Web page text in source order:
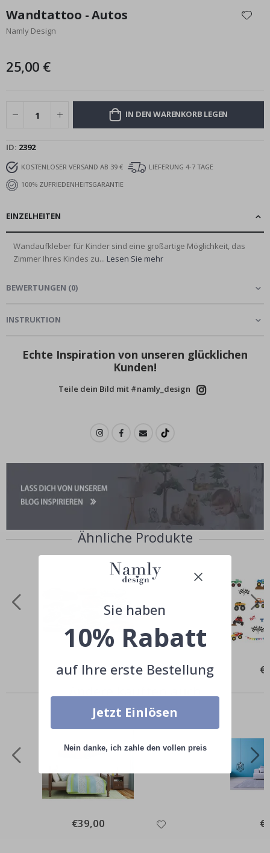
der
Bildgalerie
Wandtattoo - Autos
Namly Design
25,00 €
IN DEN WARENKORB LEGEN
ID 2392
KOSTENLOSER VERSAND AB 39 €
LIEFERUNG 4-7 TAGE
100% ZUFRIEDENHEITSGARANTIE
EINZELHEITEN
Wandaufkleber für Kinder sind eine großartige Möglichkeit, das
Zimmer Ihres Kindes zu... Lesen Sie mehr
BEWERTUNGEN (0)
INSTRUKTION
Echte Inspiration von unseren glücklichen
Kunden!
Teile dein Bild mit #namly_design
Ähnliche Produkte
Special
Price
€39,00
Special
Price
€39,00
Sie haben
10% Rabatt
auf Ihre erste Bestellung
Jetzt Einlösen
Nein danke, ich zahle den vollen preis